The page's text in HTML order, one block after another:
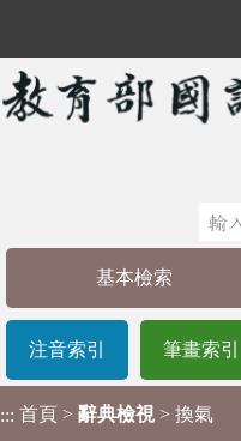
基本檢索
注音索引 筆畫索引
::: 首頁 > 辭典檢視 > 換氣